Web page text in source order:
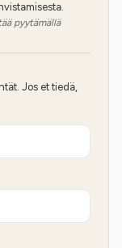
pyytämällä
Jos et tiedä,